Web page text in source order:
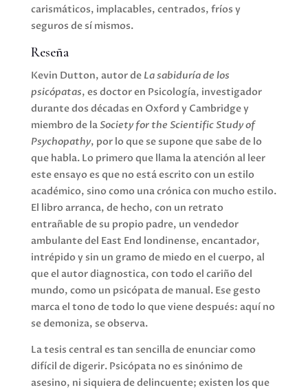
carismáticos, implacables, centrados, fríos y
seguros de sí mismos.
Reseña
Kevin Dutton, autor de La sabiduría de los
psicópatas, es doctor en Psicología, investigador
durante dos décadas en Oxford y Cambridge y
miembro de laSociety for the Scientific Study of
Psychopathy, por lo que se supone que sabe de lo
que habla. Lo primero que llama la atención al leer
este ensayo es que no está escrito con un estilo
académico, sino como una crónica con mucho estilo.
El libro arranca, de hecho, con un retrato
entrañable de su propio padre, un vendedor
ambulante del East End londinense, encantador,
intrépido y sin un gramo de miedo en el cuerpo, al
que el autor diagnostica, con todo el cariño del
mundo, como un psicópata de manual. Ese gesto
marca el tono de todo lo que viene después: aquí no
se demoniza, se observa.
La tesis central es tan sencilla de enunciar como
difícil de digerir. Psicópata no es sinónimo de
asesino, ni siquiera de delincuente; existen los que